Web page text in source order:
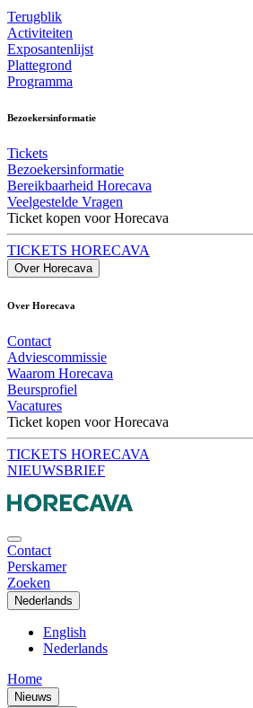
Terugblik
Activiteiten
Exposantenlijst
Plattegrond
Programma
Bezoekersinformatie
Tickets
Bezoekersinformatie
Bereikbaarheid Horecava
Veelgestelde Vragen
Ticket kopen voor Horecava
TICKETS HORECAVA
Over Horecava
Over Horecava
Contact
Adviescommissie
Waarom Horecava
Beursprofiel
Vacatures
Ticket kopen voor Horecava
TICKETS HORECAVA
NIEUWSBRIEF
Contact
Perskamer
Zoeken
Nederlands
English
Nederlands
Home
Nieuws